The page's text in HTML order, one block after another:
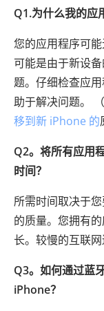
Q1.为什么我的应
您的应用程序可
可能是由于新设
题。仔细检查应
助于解决问题。
移到新 iPhone 的
Q2。将所有应用
时间？
所需时间取决于
的质量。您拥有
长。较慢的互联网
Q3。如何通过蓝
iPhone？